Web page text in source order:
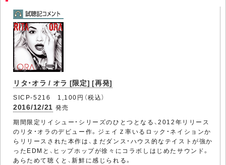
リタ・オラ / オラ [限定] [再発]
SICP-5216 1,100円（税込）
2016/12/21 発売
期間限定リイシュー・シリーズのひとつとなる、2012年リリース
のリタ・オラのデビュー作。ジェイＺ率いるロック・ネイションか
らリリースされた本作は、まだダンス・ハウス的なテイストが強か
ったEDMと、ヒップホップが徐々にコラボしはじめたサウンド。
あらためて聴くと、新鮮に感じられる。